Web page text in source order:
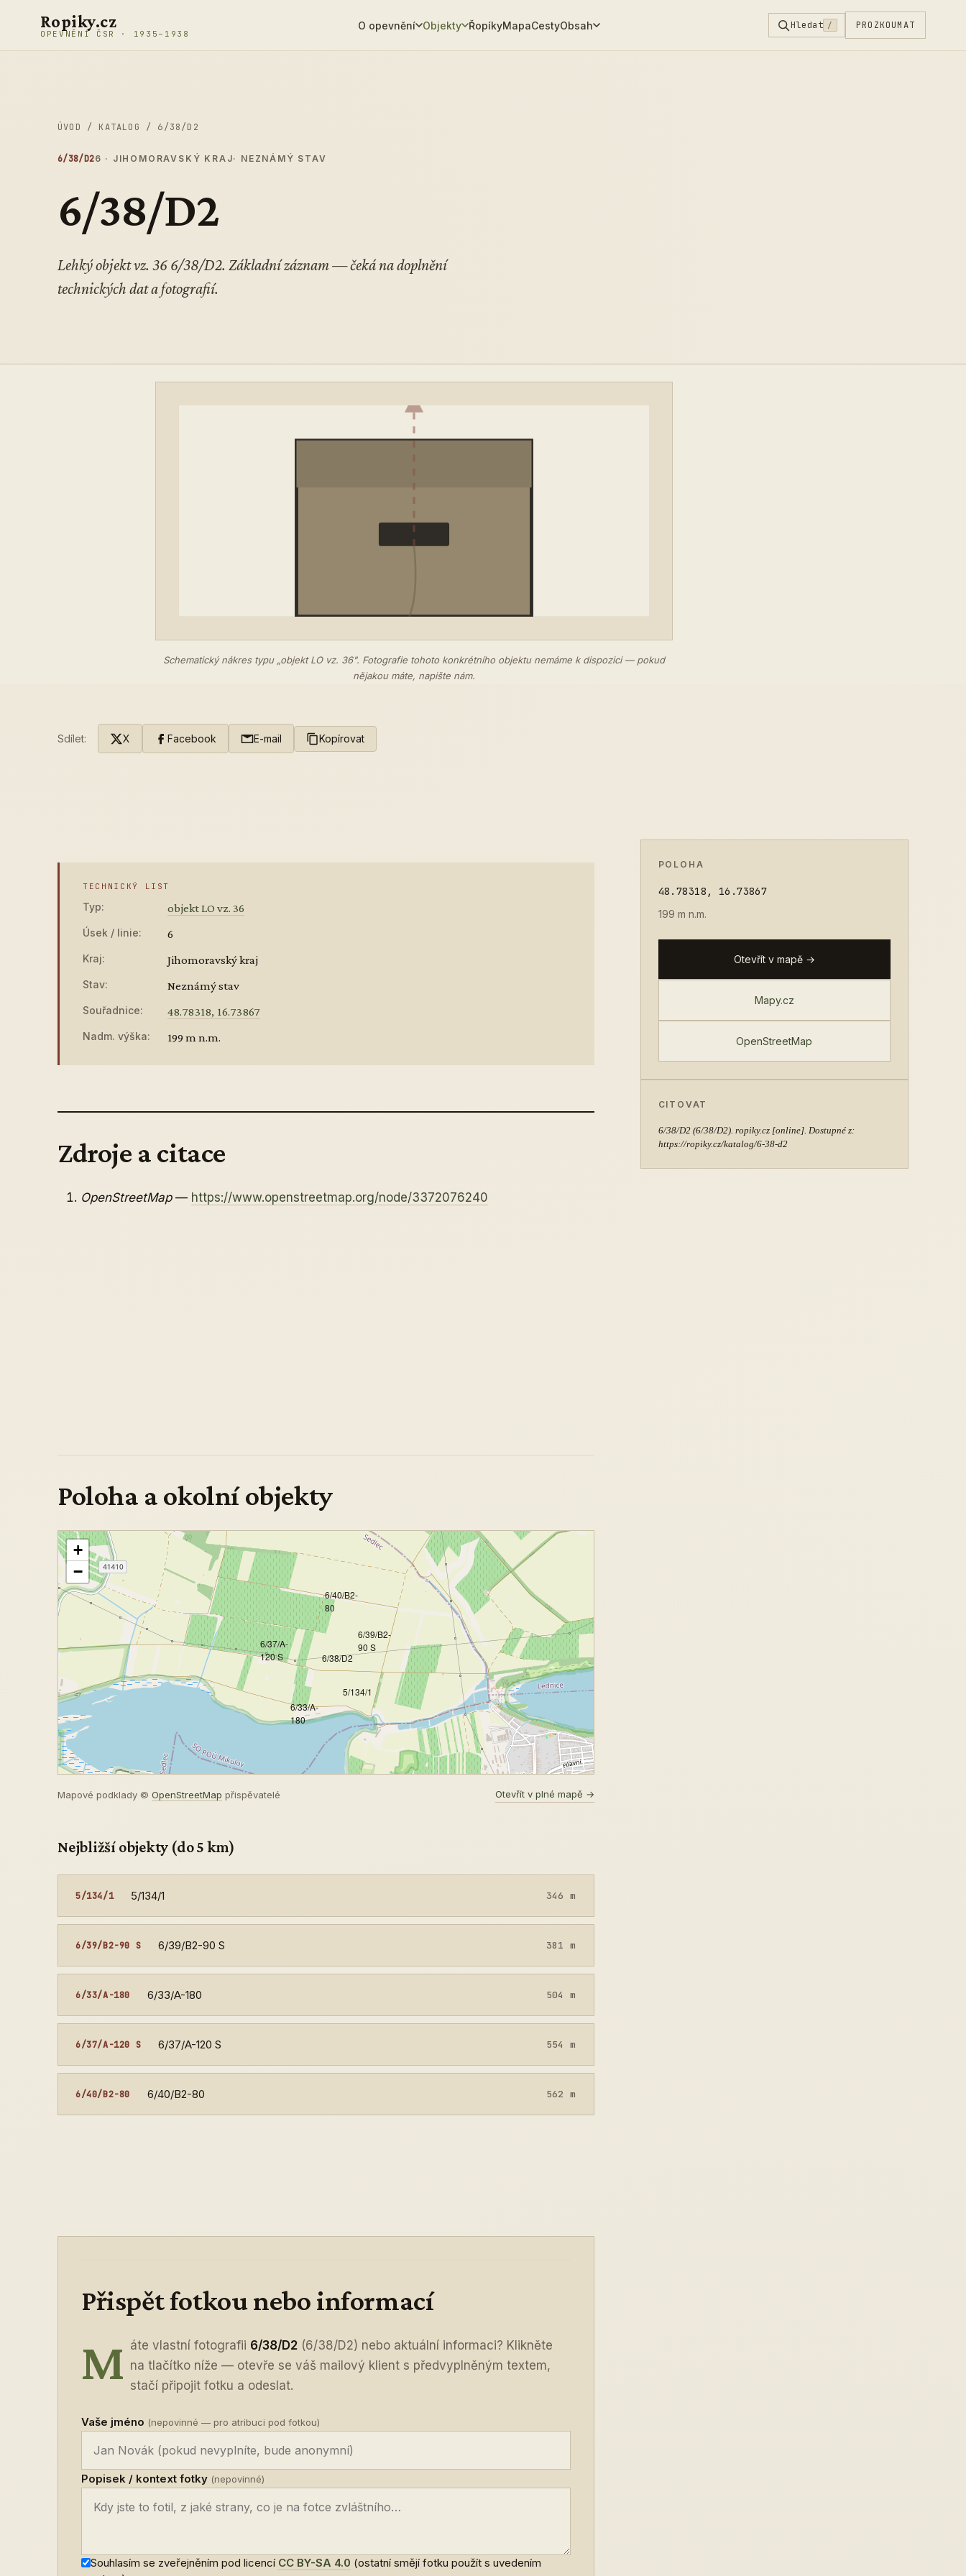
Ropiky.cz
OPEVNĚNÍ ČSR · 1935–1938
O opevnění Objekty ŘopíkyMapaCestyObsah Hledat / PROZKOUMAT
ÚVOD / KATALOG / 6/38/D2
6/38/D26 · JIHOMORAVSKÝ KRAJ· NEZNÁMÝ STAV
6/38/D2
Lehký objekt vz. 36 6/38/D2. Základní záznam — čeká na doplnění
technických dat a fotografií.
Schematický nákres typu „objekt LO vz. 36". Fotografie tohoto konkrétního objektu nemáme k dispozici — pokud
nějakou máte, napište nám.
Sdílet: X Facebook E-mail Kopírovat
TECHNICKÝ LIST
Typ: objekt LO vz. 36
Úsek / linie: 6
Kraj: Jihomoravský kraj
Stav: Neznámý stav
Souřadnice: 48.78318, 16.73867
Nadm. výška: 199 m n.m.
Zdroje a citace
OpenStreetMap— https://www.openstreetmap.org/node/3372076240
Poloha a okolní objekty
6/38/D2
5/134/1
6/39/B2-
90 S
6/33/A-
180
6/37/A-
120 S
6/40/B2-
80
+
−
Mapové podklady © OpenStreetMap přispěvatelé Otevřít v plné mapě →
Nejbližší objekty (do 5 km)
5/134/1 5/134/1 346 m
6/39/B2-90 S 6/39/B2-90 S 381 m
6/33/A-180 6/33/A-180 504 m
6/37/A-120 S 6/37/A-120 S 554 m
6/40/B2-80 6/40/B2-80 562 m
Přispět fotkou nebo informací
M áte vlastní fotografii 6/38/D2 (6/38/D2) nebo aktuální informaci? Klikněte
na tlačítko níže — otevře se váš mailový klient s předvyplněným textem,
stačí připojit fotku a odeslat.
Vaše jméno (nepovinné — pro atribuci pod fotkou)
Popisek / kontext fotky (nepovinné)
Souhlasím se zveřejněním pod licencí CC BY-SA 4.0 (ostatní smějí fotku použít s uvedením
POLOHA
48.78318, 16.73867
199 m n.m.
Otevřít v mapě →
Mapy.cz
OpenStreetMap
CITOVAT
6/38/D2(6/38/D2). ropiky.cz [online]. Dostupné z:
https://ropiky.cz/katalog/6-38-d2